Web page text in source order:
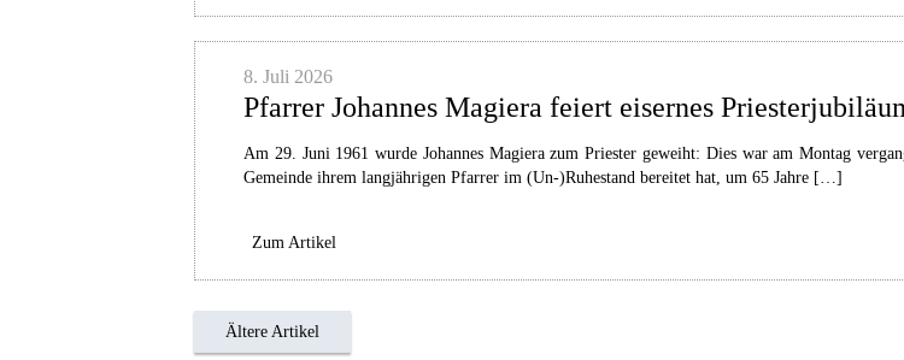
8. Juli 2026
Pfarrer Johannes Magiera feiert eisernes
Am 29. Juni 1961 wurde Johannes Magiera zum Priester geweiht: Dies war am Montag
Gemeinde ihrem langjährigen Pfarrer im (Un-)Ruhestand bereitet hat, um 65 Jahre […]
Zum Artikel
Ältere Artikel